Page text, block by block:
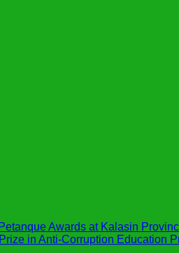
Awards at Kalasin
in Anti-Corruption Education